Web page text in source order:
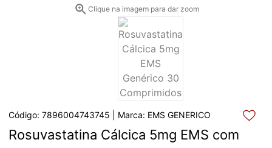
Clique na imagem para dar zoom
Código: 7896004743745 | Marca: EMS GENERICO
Rosuvastatina Cálcica 5mg EMS com